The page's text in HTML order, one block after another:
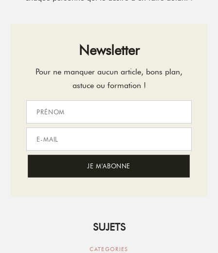
Newsletter
Pour ne manquer aucun article, bons plan,
astuce ou formation !
SUJETS
CATEGORIES